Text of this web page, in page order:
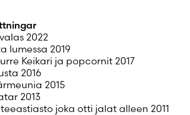
2022
lumessa 2019
Keikari ja popcornit 2017
2016
2015
2013
joka otti jalat alleen 2011